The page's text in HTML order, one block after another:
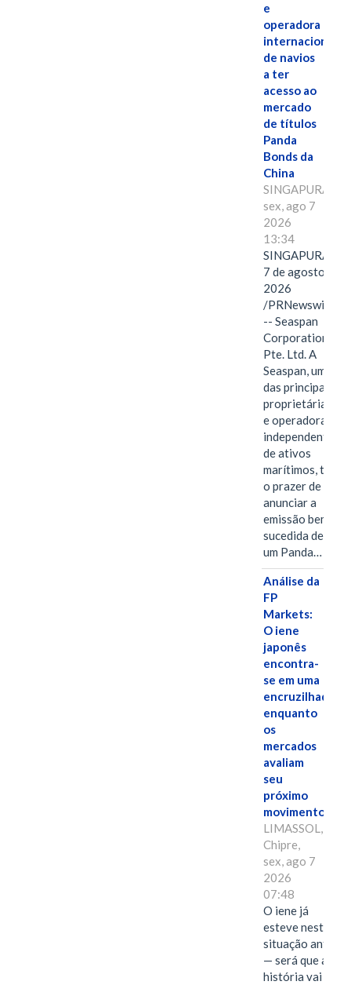
e
operadora
internacional
de navios
a ter
acesso ao
mercado
de títulos
Panda
Bonds da
China
SINGAPURA,
sex, ago 7
2026
13:34
SINGAPURA,
7 de agosto de
2026
/PRNewswire/
-- Seaspan
Corporation
Pte. Ltd. A
Seaspan, uma
das principais
proprietárias
e operadoras
independentes
de ativos
marítimos, tem
o prazer de
anunciar a
emissão bem-
sucedida de
um Panda…
Análise da
FP
Markets:
O iene
japonês
encontra-
se em uma
encruzilhada
enquanto
os
mercados
avaliam
seu
próximo
movimento.
LIMASSOL,
Chipre,
sex, ago 7
2026
07:48
O iene já
esteve nesta
situação antes
— será que a
história vai se